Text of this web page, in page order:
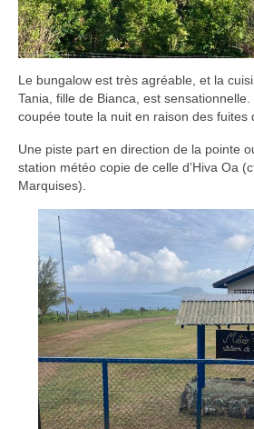
Le bungalow est très agréable, et la
Tania, fille de Bianca, est sensationnelle.
coupée toute la nuit en raison des fuites
Une piste part en direction de la pointe
station météo copie de celle d’Hiva Oa
Marquises).